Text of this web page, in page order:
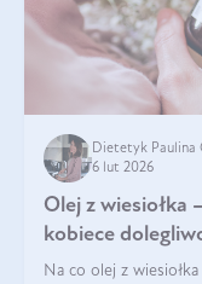
Dietetyk Paulina
6 lut 2026
Olej z wiesiołka
kobiece
Na co olej z